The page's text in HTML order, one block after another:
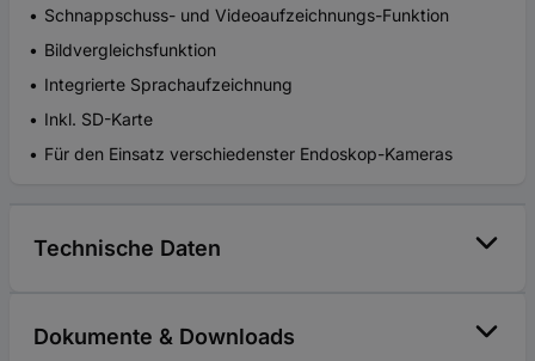
Schnappschuss- und Videoaufzeichnungs-Funktion
Bildvergleichsfunktion
Integrierte Sprachaufzeichnung
Inkl. SD-Karte
Für den Einsatz verschiedenster Endoskop-Kameras
Technische Daten
Dokumente & Downloads